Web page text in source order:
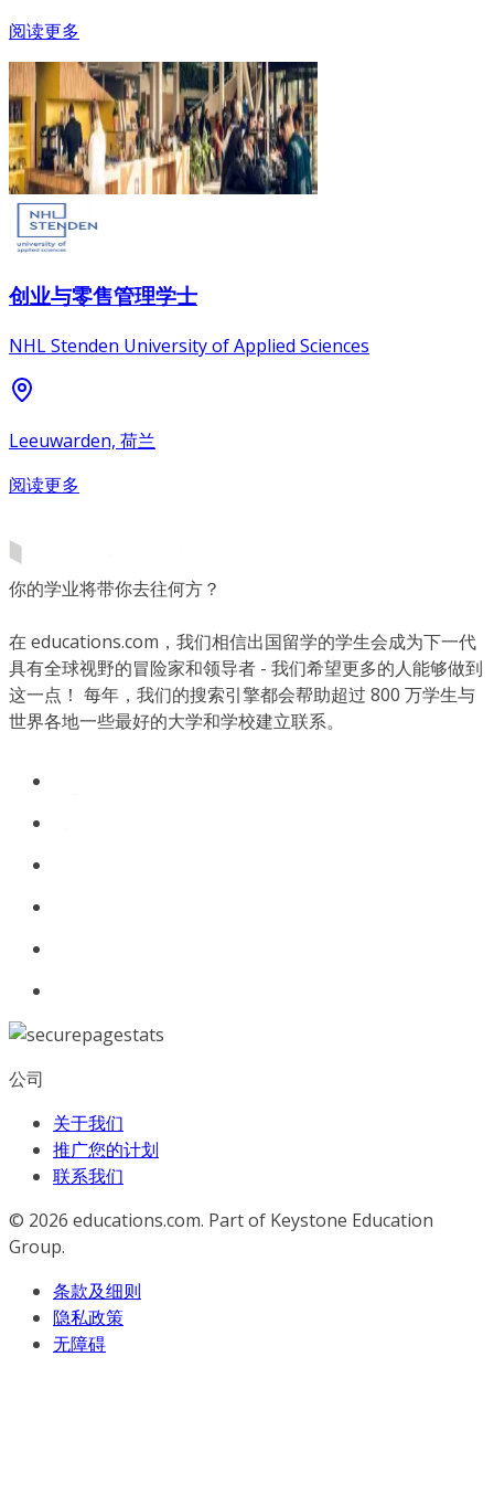
阅读更多
创业与零售管理学士
NHL Stenden University of Applied Sciences
Leeuwarden, 荷兰
阅读更多
你的学业将带你去往何方？
在 educations.com，我们相信出国留学的学生会成为下一代
具有全球视野的冒险家和领导者 - 我们希望更多的人能够做到
这一点！ 每年，我们的搜索引擎都会帮助超过 800 万学生与
世界各地一些最好的大学和学校建立联系。
公司
关于我们
推广您的计划
联系我们
© 2026 educations.com. Part of Keystone Education
Group.
条款及细则
隐私政策
无障碍